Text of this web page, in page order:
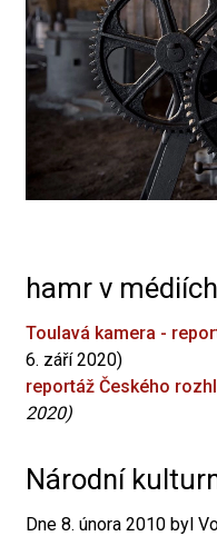
hamr v médiích
Toulavá kamera -
6. září 2020)
reportáž Českého
2020)
Národní
Dne 8. února 2010 byl